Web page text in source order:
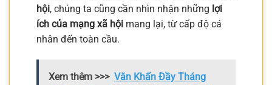
hội, chúng ta cũng cần nhìn nhận những lợi
ích của mạng xã hội mang lại, từ cấp độ cá
nhân đến toàn cầu.
Xem thêm >>> Văn Khấn Đầy Tháng